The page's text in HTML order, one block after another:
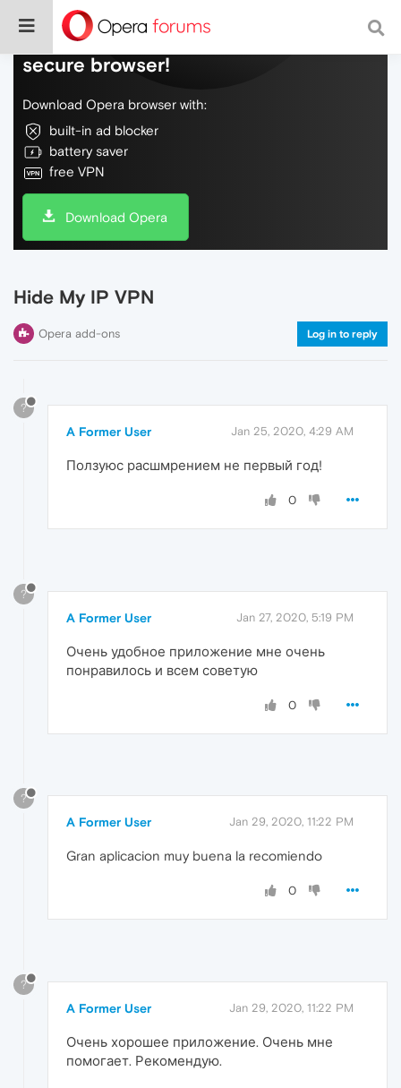
Do more on the web, with a fast and
secure browser!
Download Opera browser with:
built-in ad blocker
battery saver
free VPN
Download Opera
Hide My IP VPN
Opera add-ons Log in to reply
?
A Former User Jan 25, 2020, 4:29 AM
Ползуюс расшмрением не первый год!
0
?
A Former User Jan 27, 2020, 5:19 PM
Очень удобное приложение мне очень
понравилось и всем советую
0
?
A Former User Jan 29, 2020, 11:22 PM
Gran aplicacion muy buena la recomiendo
0
?
A Former User Jan 29, 2020, 11:22 PM
Очень хорошее приложение. Очень мне
помогает. Рекомендую.